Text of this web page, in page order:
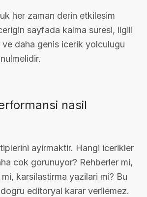
her zaman derin etkilesim
sayfada kalma suresi, ilgili
daha genis icerik yolculugu
nasil
ayirmaktir. Hangi icerikler
cok gorunuyor? Rehberler mi,
karsilastirma yazilari mi? Bu
editoryal karar verilemez.